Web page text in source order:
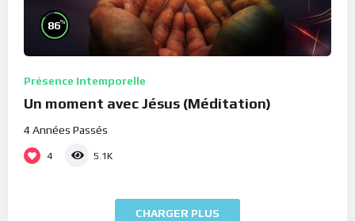
86%
Présence Intemporelle
Un moment avec Jésus (Méditation)
4 Années Passés
4 5.1K
CHARGER PLUS